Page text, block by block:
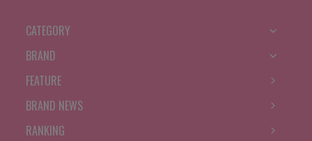
CATEGORY
BRAND
FEATURE
BRAND NEWS
RANKING